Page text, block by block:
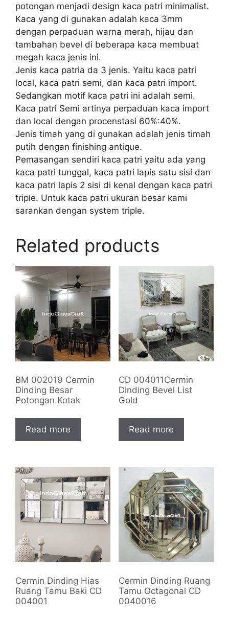
potongan menjadi design kaca patri minimalist.
Kaca yang di gunakan adalah kaca 3mm
dengan perpaduan warna merah, hijau dan
tambahan bevel di beberapa kaca membuat
megah kaca jenis ini.
Jenis kaca patria da 3 jenis. Yaitu kaca patri
local, kaca patri semi, dan kaca patri import.
Sedangkan motif kaca patri ini adalah semi.
Kaca patri Semi artinya perpaduan kaca import
dan local dengan procenstasi 60%:40%.
Jenis timah yang di gunakan adalah jenis timah
putih dengan finishing antique.
Pemasangan sendiri kaca patri yaitu ada yang
kaca patri tunggal, kaca patri lapis satu sisi dan
kaca patri lapis 2 sisi di kenal dengan kaca patri
triple. Untuk kaca patri ukuran besar kami
sarankan dengan system triple.
Related products
BM 002019 Cermin
Dinding Besar
Potongan Kotak
Read more
CD 004011Cermin
Dinding Bevel List
Gold
Read more
Cermin Dinding Hias
Ruang Tamu Baki CD
004001
Cermin Dinding Ruang
Tamu Octagonal CD
0040016